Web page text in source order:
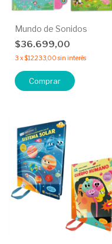
Mundo de Sonidos
$36.699,00
3 x$12.233,00 sin interés
Comprar